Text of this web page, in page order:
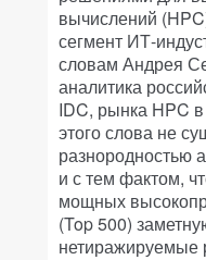
вычислений
сегмент ИТ-
словам Андрея
аналитика
IDC, рынка HPC
этого слова не
разнородностью
и с тем фактом,
мощных
(Top 500)
нетиражируемые